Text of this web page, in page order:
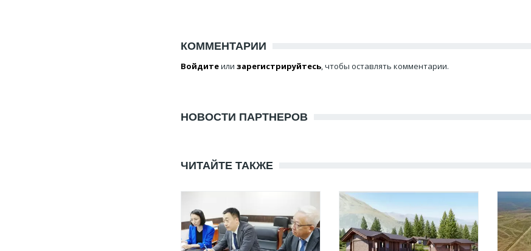
КОММЕНТАРИИ
Войдитеили зарегистрируйтесь, чтобы оставлять комментарии.
НОВОСТИ ПАРТНЕРОВ
ЧИТАЙТЕ ТАКЖЕ